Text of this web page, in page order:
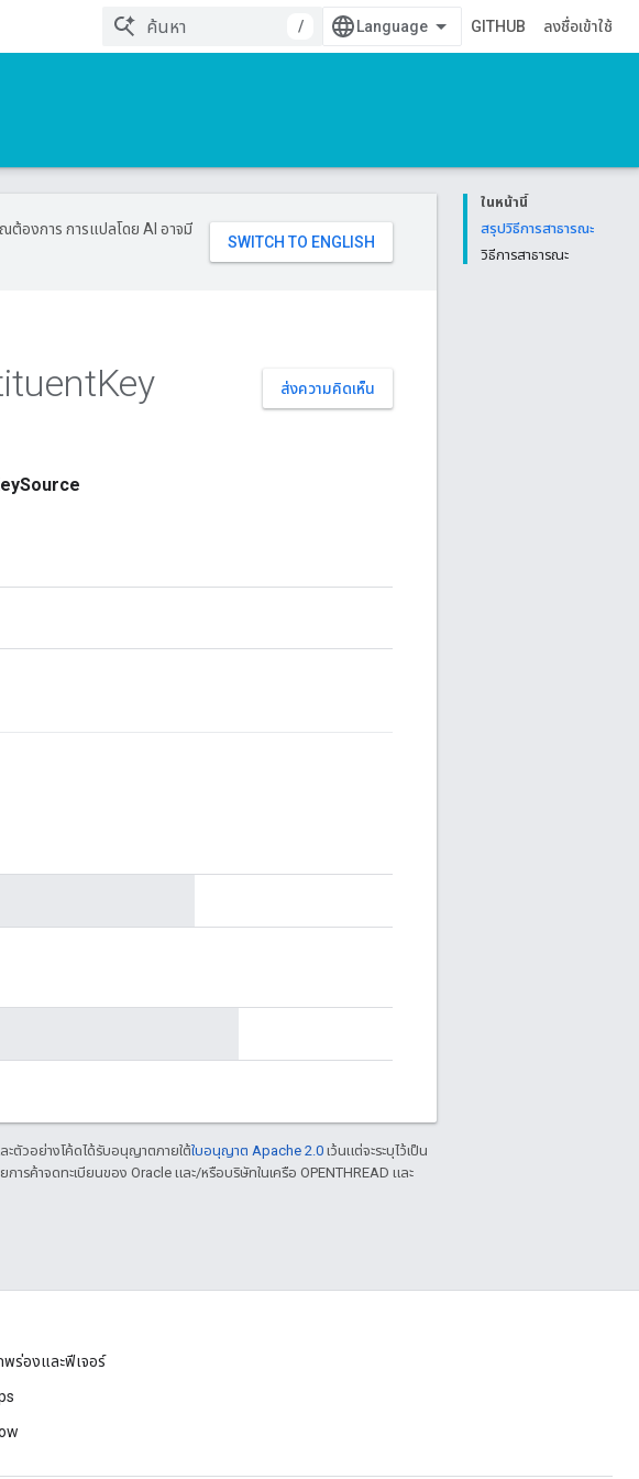
/
GITHUB ลงชื่อเข้าใช้
ในหน้านี้
สรุปวิธีการสาธารณะ
วิธีการสาธารณะ
ต้องการ การแปลโดย AI อาจมี
ส่งความคิดเห็น
Key
ะตัวอย่างโค้ดได้รับอนุญาตภายใต้ใบอนุญาต Apache 2.0 เว้นแต่จะระบุไว้เป็น
การค้าจดทะเบียนของ Oracle และ/หรือบริษัทในเครือ OPENTHREAD และ
พร่องและฟีเจอร์